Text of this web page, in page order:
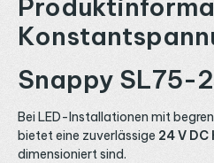
Snappy SL75-
Bei LED-Installationen mit
bietet eine zuverlässige 24 V
dimensioniert sind.